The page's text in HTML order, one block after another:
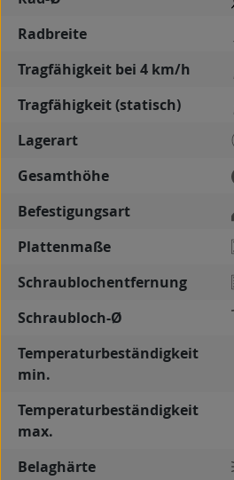
Radbreite
Tragfähigkeit bei 4 km/h
Tragfähigkeit (statisch)
Lagerart
Gesamthöhe
Befestigungsart
Plattenmaße
Schraublochentfernung
Schraubloch-Ø
Temperaturbeständigkeit
min.
Temperaturbeständigkeit
max.
Belaghärte